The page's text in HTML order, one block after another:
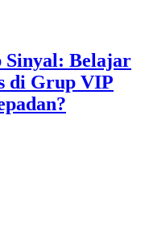
Sinyal: Belajar
di Grup VIP